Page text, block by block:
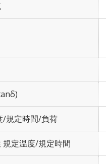
/規定時間/負荷
規定温度/規定時間